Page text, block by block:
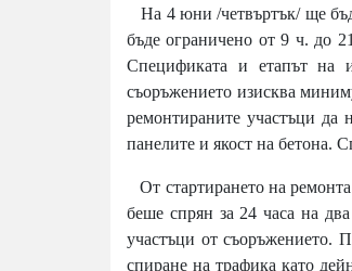
На 4 юни /четвъртък/ ще
бъде ограничено от 9 ч. до
Спецификата и етапът на
съоръжението изисква
ремонтираните участъци да
панелите и якост на бетона.
От стартирането на
беше спрян за 24 часа на
участъци от съоръжението.
спиране на трафика като